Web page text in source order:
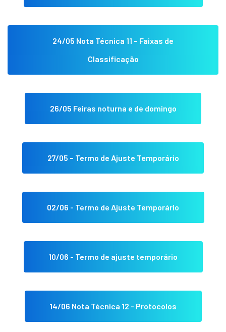
24/05 Nota Técnica 11 – Faixas de
Classificação
26/05 Feiras noturna e de domingo
27/05 – Termo de Ajuste Temporário
02/06 - Termo de Ajuste Temporário
10/06 - Termo de ajuste temporário
14/06 Nota Técnica 12 - Protocolos